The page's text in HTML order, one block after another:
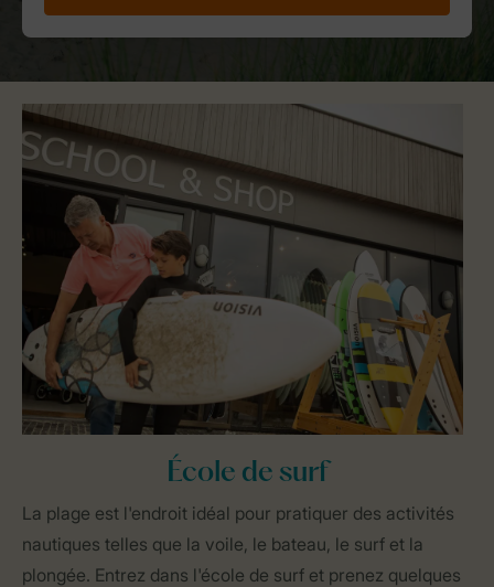
École de surf
La plage est l'endroit idéal pour pratiquer des activités
nautiques telles que la voile, le bateau, le surf et la
plongée. Entrez dans l'école de surf et prenez quelques